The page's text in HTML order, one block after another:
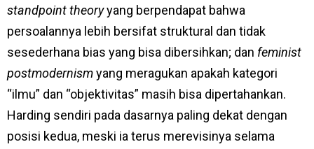
standpoint theoryyang berpendapat bahwa
persoalannya lebih bersifat struktural dan tidak
sesederhana bias yang bisa dibersihkan; dan feminist
postmodernismyang meragukan apakah kategori
“ilmu” dan “objektivitas” masih bisa dipertahankan.
Harding sendiri pada dasarnya paling dekat dengan
posisi kedua, meski ia terus merevisinya selama